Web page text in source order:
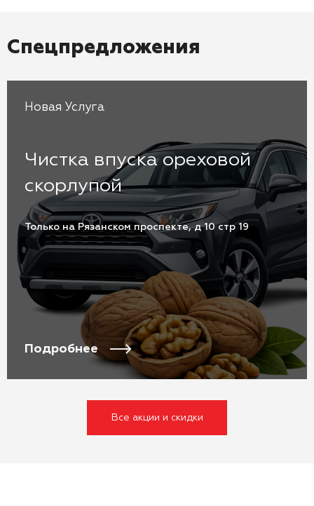
Спецпредложения
Новая Услуга
Чистка впуска ореховой
скорлупой
Только на Рязанском проспекте, д 10 стр 19
Подробнее
Все акции и скидки